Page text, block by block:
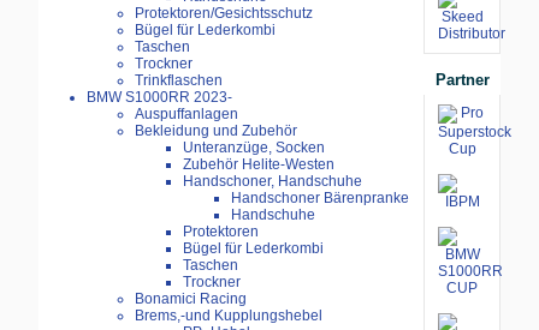
Protektoren/Gesichtsschutz
Bügel für Lederkombi
Taschen
Trockner
Trinkflaschen
BMW S1000RR 2023-
Auspuffanlagen
Bekleidung und Zubehör
Unteranzüge, Socken
Zubehör Helite-Westen
Handschoner, Handschuhe
Handschoner Bärenpranke
Handschuhe
Protektoren
Bügel für Lederkombi
Taschen
Trockner
Bonamici Racing
Brems,-und Kupplungshebel
Partner